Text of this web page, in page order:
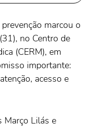
marcou o
no Centro de
(CERM), em
importante:
acesso e
Março Lilás e